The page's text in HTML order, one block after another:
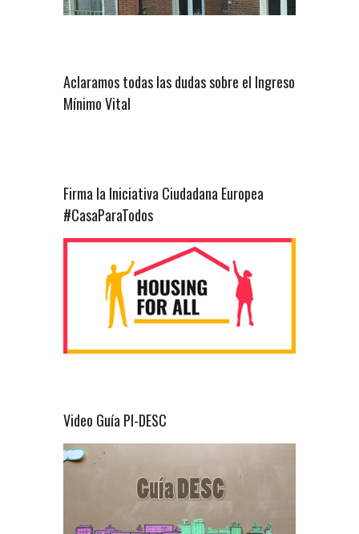
Aclaramos todas las dudas sobre el Ingreso
Mínimo Vital
Firma la Iniciativa Ciudadana Europea
#CasaParaTodos
Video Guía PI-DESC